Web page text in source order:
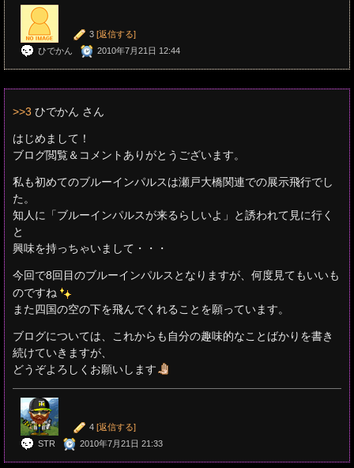
3 [返信する]
ひでかん
2010年7月21日 12:44
>>3 ひでかん さん
はじめまして！
ブログ閲覧＆コメントありがとうございます。
私も初めてのブルーインパルスは瀬戸大橋関連での展示飛行でし
た。
知人に「ブルーインパルスが来るらしいよ」と誘われて見に行く
と
興味を持っちゃいまして・・・
今回で8回目のブルーインパルスとなりますが、何度見てもいいも
のですね
また四国の空の下を飛んでくれることを願っています。
ブログについては、これからも自分の趣味的なことばかりを書き
続けていきますが、
どうぞよろしくお願いします
4 [返信する]
STR
2010年7月21日 21:33